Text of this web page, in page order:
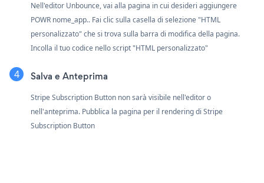
Nell'editor Unbounce, vai alla pagina in cui desideri aggiungere
POWR nome_app.. Fai clic sulla casella di selezione "HTML
personalizzato" che si trova sulla barra di modifica della pagina.
Incolla il tuo codice nello script "HTML personalizzato"
Salva e Anteprima
Stripe Subscription Button non sarà visibile nell'editor o
nell'anteprima. Pubblica la pagina per il rendering di Stripe
Subscription Button